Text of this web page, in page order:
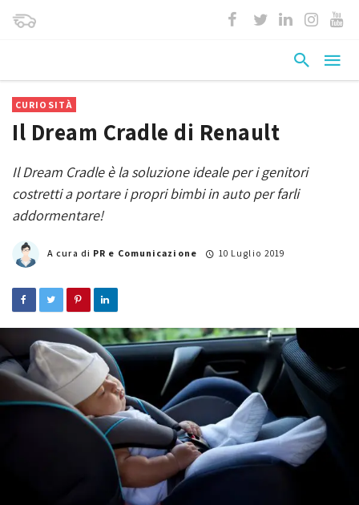
CURIOSITÀ
Il Dream Cradle di Renault
Il Dream Cradle è la soluzione ideale per i genitori
costretti a portare i propri bimbi in auto per farli
addormentare!
A cura di PR e Comunicazione 10 Luglio 2019